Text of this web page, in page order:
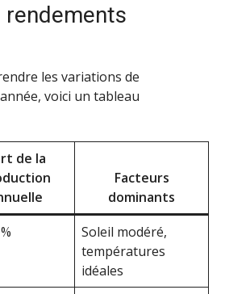
rendements
les variations de
voici un tableau
de la
Facteurs
dominants
Soleil modéré,
températures
idéales